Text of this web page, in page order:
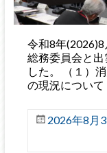
令和8年(2026)8
総務委員会と
した。 （１）
の現況について
2026年8月